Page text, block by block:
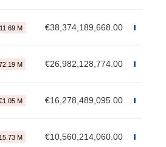
€38,374,189,668.00
€26,982,128,774.00
€16,278,489,095.00
€10,560,214,060.00